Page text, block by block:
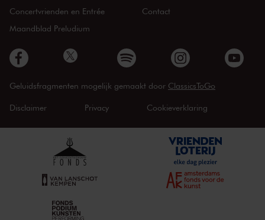
Concertvrienden en Entrée
Maandblad Preludium
Contact
Geluidsfragmenten mogelijk gemaakt door ClassicsToGo
Disclaimer Privacy Cookieverklaring